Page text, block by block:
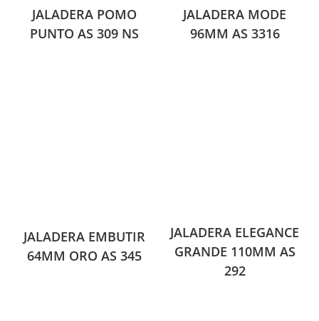
JALADERA POMO
PUNTO AS 309 NS
JALADERA MODE
96MM AS 3316
JALADERA EMBUTIR
64MM ORO AS 345
JALADERA ELEGANCE
GRANDE 110MM AS
292